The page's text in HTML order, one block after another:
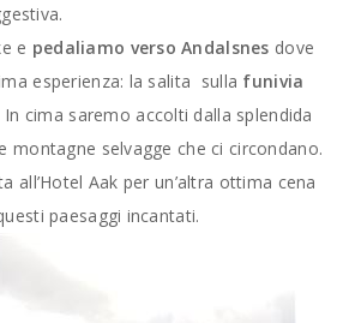
e pedaliamo verso Andalsnes dove
esperienza: la salita sulla funivia
In cima saremo accolti dalla splendida
montagne selvagge che ci circondano.
all’Hotel Aak per un’altra ottima cena
paesaggi incantati.